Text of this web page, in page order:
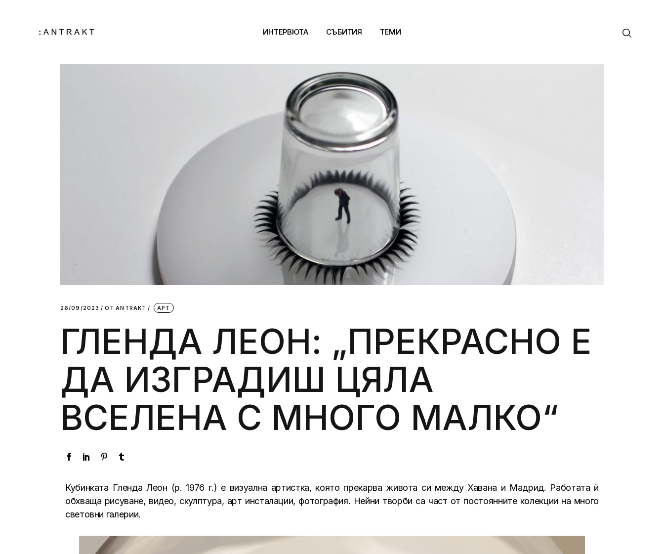
ИНТЕРВЮТА СЪБИТИЯ ТЕМИ
Архитектура
Арт
Kино
Музика
Фотография
Дизайн
Литература и философия
Силни жени
Насам-натам
Други
26/09/2023 ОТ АNTRAKT АРТ
ГЛЕНДА ЛЕОН: „ПРЕКРАСНО Е
ДА ИЗГРАДИШ ЦЯЛА
ВСЕЛЕНА С МНОГО МАЛКО“
Кубинката Гленда Леон (р. 1976 г.) е визуална артистка, която прекарва живота си между Хавана и Мадрид. Работата ѝ
обхваща рисуване, видео, скулптура, арт инсталации, фотография. Нейни творби са част от постоянните колекции на много
световни галерии.